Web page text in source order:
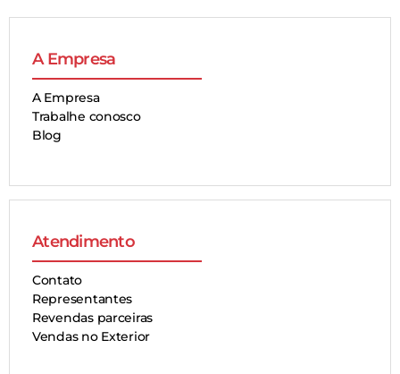
A Empresa
A Empresa
Trabalhe conosco
Blog
Atendimento
Contato
Representantes
Revendas parceiras
Vendas no Exterior